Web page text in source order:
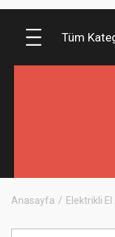
Tüm
Anasayfa Elektrikli